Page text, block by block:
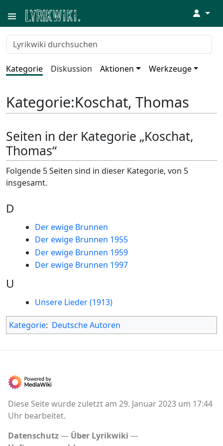
↓
Kategorie Diskussion Aktionen Werkzeuge
Kategorie:Koschat, Thomas
Seiten in der Kategorie „Koschat,
Thomas“
Folgende 5 Seiten sind in dieser Kategorie, von 5
insgesamt.
D
Der ewige Brunnen
Der ewige Brunnen 1955
Der ewige Brunnen 1959
Der ewige Brunnen 1997
U
Unsere Lieder (1913)
Kategorie: Deutsche Autoren
Diese Seite wurde zuletzt am 29. Januar 2023 um 17:44
Uhr bearbeitet.
Datenschutz
Über Lyrikwiki